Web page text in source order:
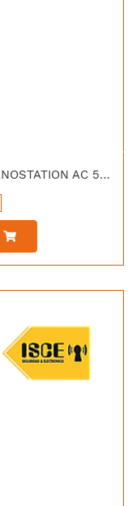
[NS-5AC] UBIQUITI AIRMAX-AC NANOSTATION AC 5GHZ ANTENA DE 16 DBI HASTA 450 MBPS